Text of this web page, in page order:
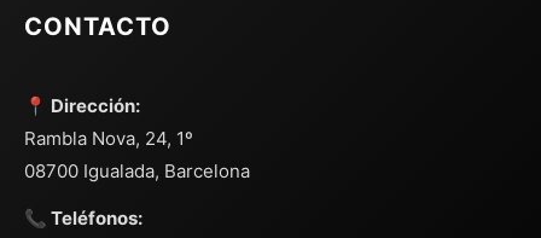
CONTACTO
📍 Dirección:
Rambla Nova, 24, 1º
08700 Igualada, Barcelona
📞 Teléfonos: